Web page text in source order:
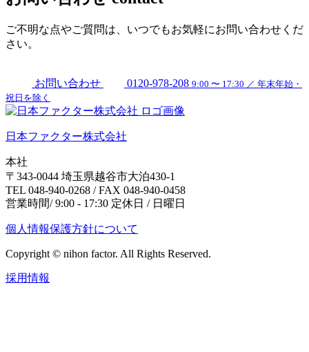
ご不明な点やご質問は、いつでもお気軽にお問い合わせくだ
さい。
お問い合わせ 0120-978-208 9:00 〜 17:30 ／ 年末年始・
祝日を除く
日本ファクター株式会社
本社
〒343-0044 埼玉県越谷市大泊430-1
TEL 048-940-0268 / FAX 048-940-0458
営業時間/ 9:00 - 17:30 定休日 / 日曜日
個人情報保護方針について
Copyright © nihon factor. All Rights Reserved.
採用情報